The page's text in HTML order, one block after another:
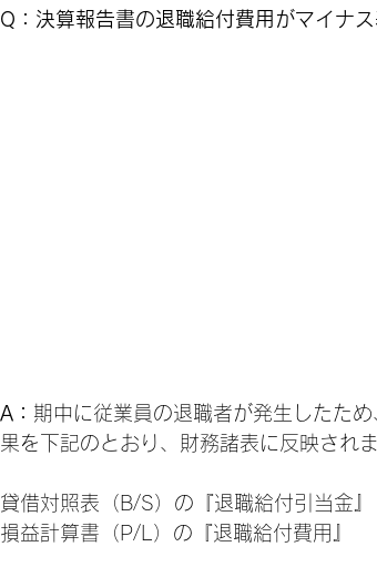
Q：決算報告書の退職給付費用がマイナ
A： 期中に従業員の退職者が発生したた
果を下記のとおり、財務諸表に反映されま
貸借対照表（B/S）の『退職給付引当金
損益計算書（P/L）の『退職給付費用』　